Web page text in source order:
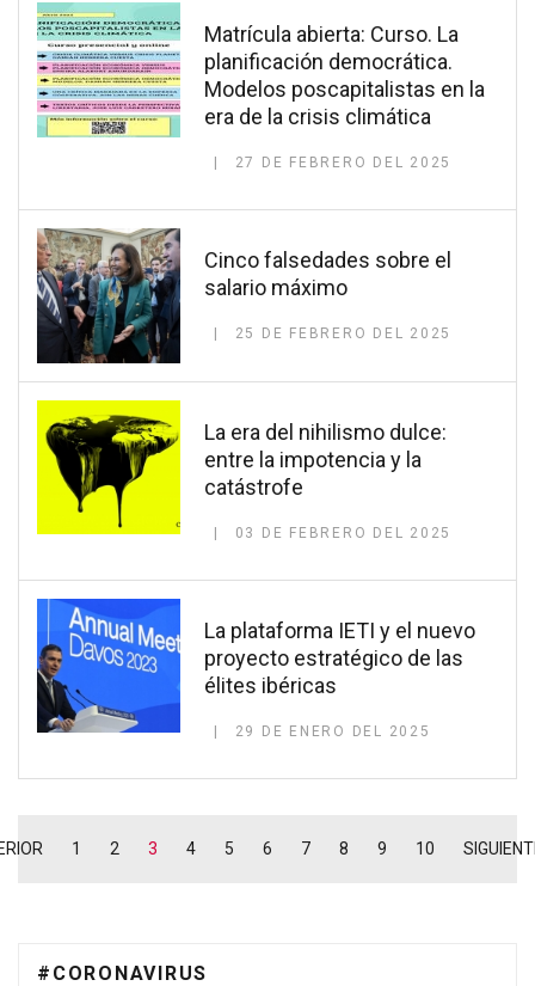
Matrícula abierta: Curso. La
planificación democrática.
Modelos poscapitalistas en la
era de la crisis climática
27 DE FEBRERO DEL 2025
Cinco falsedades sobre el
salario máximo
25 DE FEBRERO DEL 2025
La era del nihilismo dulce:
entre la impotencia y la
catástrofe
03 DE FEBRERO DEL 2025
La plataforma IETI y el nuevo
proyecto estratégico de las
élites ibéricas
29 DE ENERO DEL 2025
1 2 3 4 5 6 7 8 9 10
#CORONAVIRUS